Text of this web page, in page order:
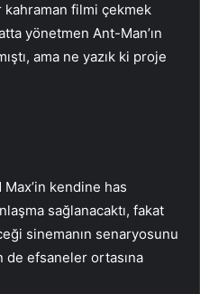
filmi çekmek
yönetmen Ant-Man’ın
ama ne yazık ki proje
kendine has
sağlanacaktı, fakat
sinemanın senaryosunu
de efsaneler ortasına